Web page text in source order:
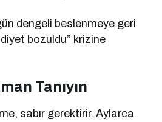
dengeli beslenmeye geri
bozuldu” krizine
Tanıyın
sabır gerektirir. Aylarca